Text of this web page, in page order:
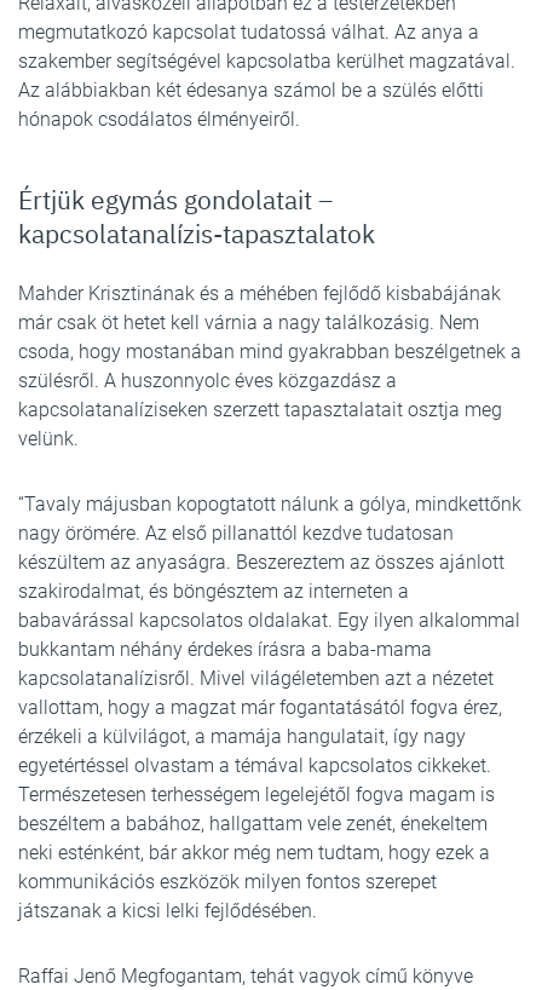
megmutatkozó kapcsolat tudatossá válhat. Az anya a
szakember segítségével kapcsolatba kerülhet magzatával.
Az alábbiakban két édesanya számol be a szülés előtti
hónapok csodálatos élményeiről.
Értjük egymás gondolatait –
kapcsolatanalízis-tapasztalatok
Mahder Krisztinának és a méhében fejlődő kisbabájának
már csak öt hetet kell várnia a nagy találkozásig. Nem
csoda, hogy mostanában mind gyakrabban beszélgetnek a
szülésről. A huszonnyolc éves közgazdász a
kapcsolatanalíziseken szerzett tapasztalatait osztja meg
velünk.
“Tavaly májusban kopogtatott nálunk a gólya, mindkettőnk
nagy örömére. Az első pillanattól kezdve tudatosan
készültem az anyaságra. Beszereztem az összes ajánlott
szakirodalmat, és böngésztem az interneten a
babavárással kapcsolatos oldalakat. Egy ilyen alkalommal
bukkantam néhány érdekes írásra a baba-mama
kapcsolatanalízisről. Mivel világéletemben azt a nézetet
vallottam, hogy a magzat már fogantatásától fogva érez,
érzékeli a külvilágot, a mamája hangulatait, így nagy
egyetértéssel olvastam a témával kapcsolatos cikkeket.
Természetesen terhességem legelejétől fogva magam is
beszéltem a babához, hallgattam vele zenét, énekeltem
neki esténként, bár akkor még nem tudtam, hogy ezek a
kommunikációs eszközök milyen fontos szerepet
játszanak a kicsi lelki fejlődésében.
Raffai Jenő Megfogantam, tehát vagyok című könyve